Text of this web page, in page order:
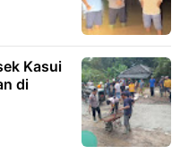
Kasui
di